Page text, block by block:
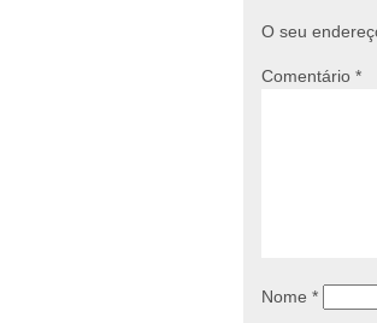
O seu
Comentário *
Nome *